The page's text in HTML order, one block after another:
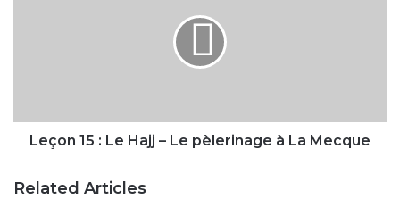
à
Leçon 15 : Le Hajj – Le pèlerinage à La Mecque
Related Articles